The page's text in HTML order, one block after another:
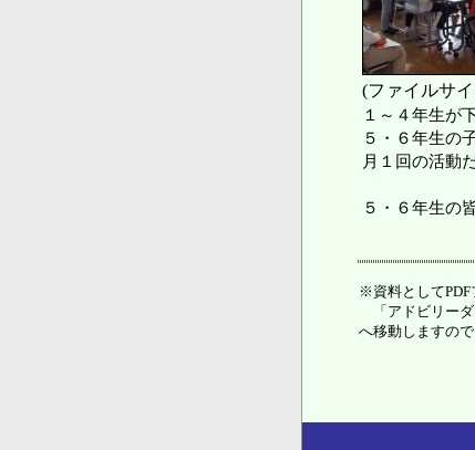
(ファイルサ
１～４年生が
５・６年生の
月１回の活動
５・６年生の
※資料としてPDF
「アドビリーダ
へ移動しますの